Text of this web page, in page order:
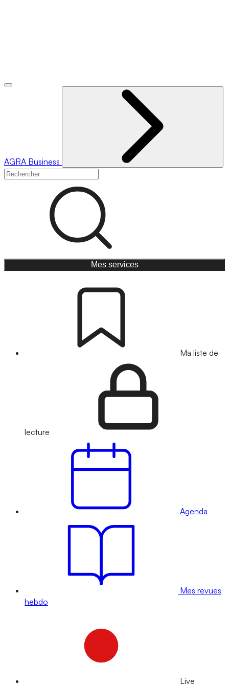
AGRA Business
Mes services
Ma liste de
lecture
Agenda
Mes revues
hebdo
Live